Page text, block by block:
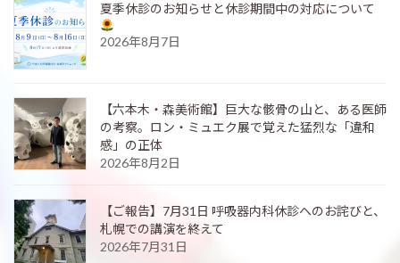
夏季休診のお知らせと休診期間中の対応について
2026年8月7日
【六本木・森美術館】巨大な骸骨の山と、ある医師
の考察。ロン・ミュエク展で覚えた猛烈な「違和
感」の正体
2026年8月2日
【ご報告】7月31日 呼吸器内科休診へのお詫びと、
札幌での講演を終えて
2026年7月31日